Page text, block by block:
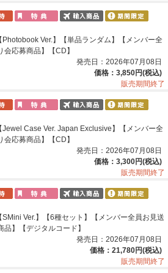
Photobook Ver.】【単品ランダム】【メンバー全
会応募商品】【CD】
発売日：2026年07月08日
価格：3,850円(税込)
販売期間終了
Jewel Case Ver. Japan Exclusive】【メンバー全
会応募商品】【CD】
発売日：2026年07月08日
価格：3,300円(税込)
販売期間終了
SMini Ver.】【6種セット】【メンバー全員お見送
品】【デジタルコード】
発売日：2026年07月08日
価格：21,780円(税込)
販売期間終了